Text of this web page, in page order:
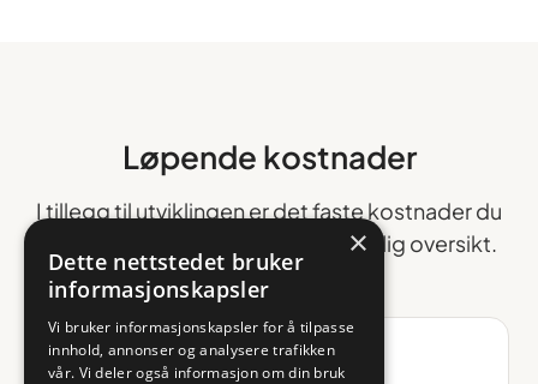
Løpende kostnader
I tillegg til utviklingen er det faste kostnader du
bør budsjettere med. Her er en ærlig oversikt.
Driftsavtale (anbefalt)
×
Dette nettstedet bruker
informasjonskapsler
Vi bruker informasjonskapsler for å tilpasse
innhold, annonser og analysere trafikken
vår. Vi deler også informasjon om din bruk